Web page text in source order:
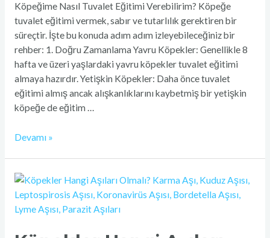
Köpeğime Nasıl Tuvalet Eğitimi Verebilirim? Köpeğe
tuvalet eğitimi vermek, sabır ve tutarlılık gerektiren bir
süreçtir. İşte bu konuda adım adım izleyebileceğiniz bir
rehber: 1. Doğru Zamanlama Yavru Köpekler: Genellikle 8
hafta ve üzeri yaşlardaki yavru köpekler tuvalet eğitimi
almaya hazırdır. Yetişkin Köpekler: Daha önce tuvalet
eğitimi almış ancak alışkanlıklarını kaybetmiş bir yetişkin
köpeğe de eğitim …
Devamı »
Köpekler
Hangi
Aşıları